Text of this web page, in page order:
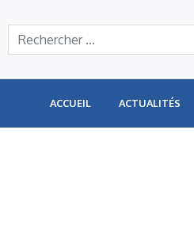
ACCUEIL ACTUALITÉS